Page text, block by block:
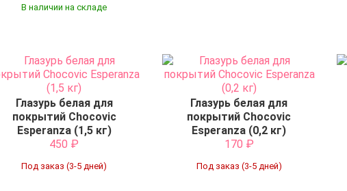
В наличии на складе
Глазурь белая для
покрытий Chocovic
Esperanza (1,5 кг)
450 ₽
Под заказ (3-5 дней)
Глазурь белая для
покрытий Chocovic
Esperanza (0,2 кг)
170 ₽
Под заказ (3-5 дней)